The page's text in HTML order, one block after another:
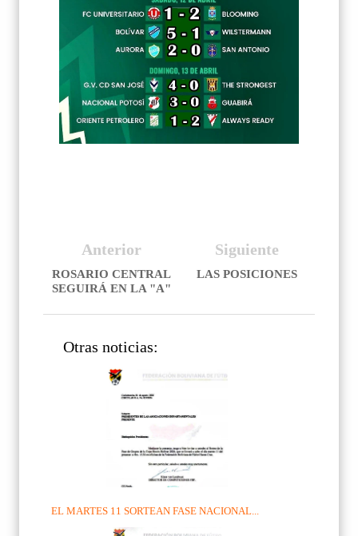
Siguiente
LAS POSICIONES
Anterior
ROSARIO CENTRAL
SEGUIRÁ EN LA "A"
Otras noticias:
EL MARTES 11 SORTEAN FASE NACIONAL...